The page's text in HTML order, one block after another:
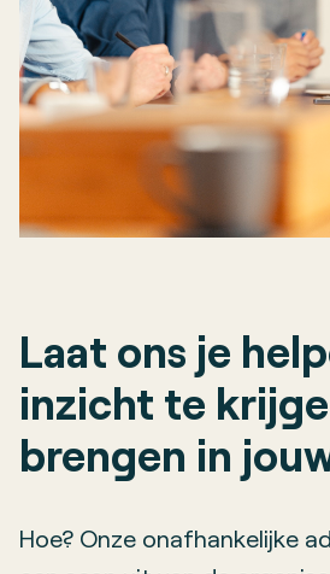
Laat ons je
inzicht te
brengen in
Hoe? Onze onafhankelijke